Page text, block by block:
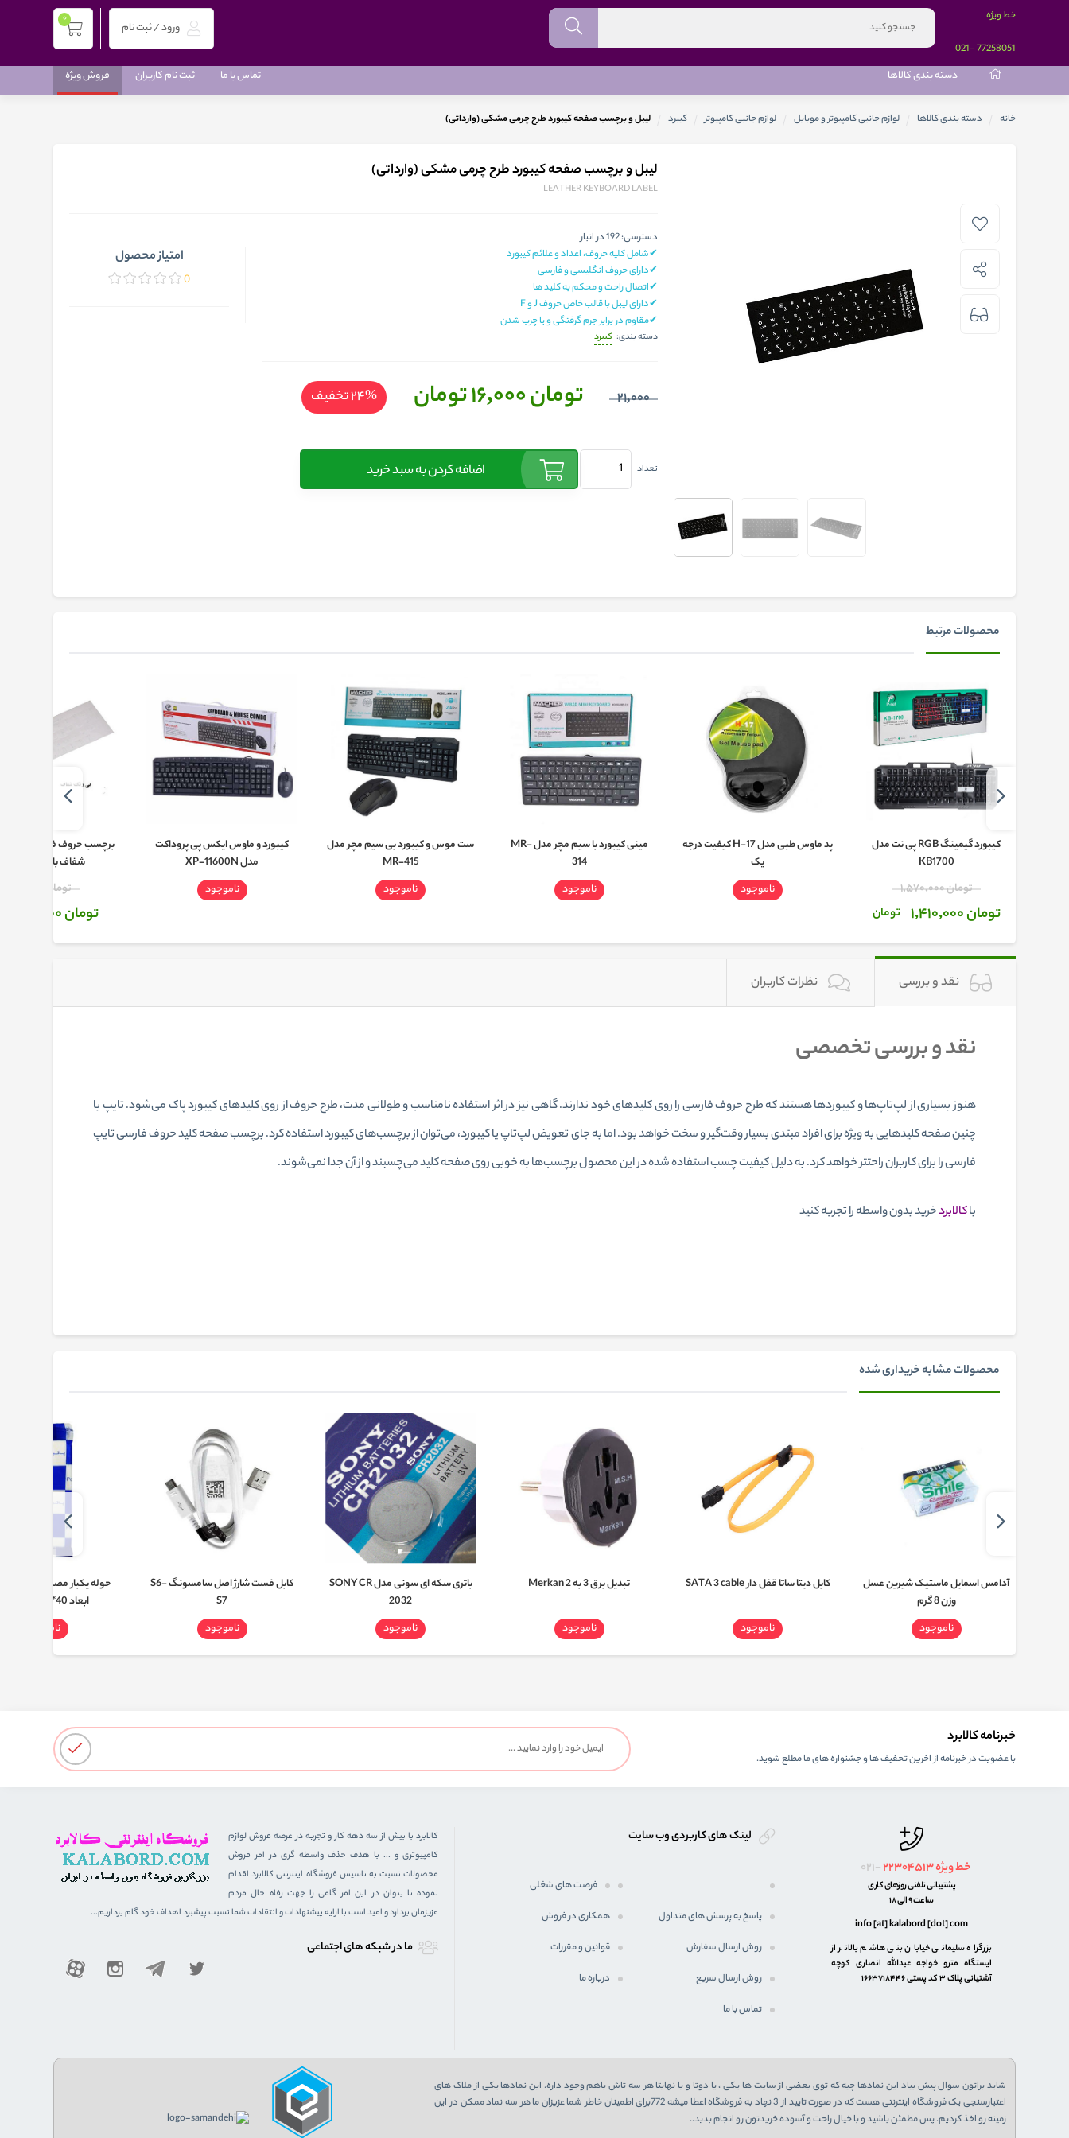
خط ویژه
77258051
-021
ورود / ثبت نام
0
دسته بندی کالاها تماس با ما ثبت نام کاربران فروش ویژه
خانه دسته بندی کالاها لوازم جانبی کامپیوتر و موبایل لوازم جانبی کامپیوتر کیبرد لیبل و برچسب صفحه کیبورد طرح چرمی مشکی (وارداتی)
لیبل و برچسب صفحه کیبورد طرح چرمی مشکی (وارداتی)
LEATHER KEYBOARD LABEL
دسترسی:192 در انبار
✔شامل کلیه حروف، اعداد و علائم کیبورد
✔دارای حروف انگلیسی و فارسی
✔اتصال راحت و محکم به کلید ها
✔دارای لیبل با قالب خاص حروف J و F
✔مقاوم در برابر جرم گرفتگی و یا چرب شدن
دسته بندی: کیبرد
21,000 تومان 16,000 تومان %24 تخفیف
تعداد اضافه کردن به سبد خرید
امتیاز محصول
0
محصولات مرتبط
کیبورد گیمینگ RGB پی نت مدل
KB1700
تومان 1,570,000
تومان 1,410,000 تومان
پد ماوس طبی مدل H-17 کیفیت درجه
یک
ناموجود
مینی کیبورد با سیم مچر مدل MR-
314
ناموجود
ست موس و کیبورد بی سیم مچر مدل
MR-415
ناموجود
کیبورد و ماوس ایکس پی پروداکت
مدل XP-11600N
ناموجود
برچسب حروف فارسی و علائم
شفاف با حروف سفید
تومان 19,000
تومان 16,000
نقد و بررسی نظرات کاربران
نقد و بررسی تخصصی
هنوز بسیاری از لپ‌تاپ‌‎ها و کیبوردهاهستند که طرح حروف فارسی را روی کلیدهای خود ندارند‏.‏ گاهی نیز در اثر استفاده نامناسب و طولانی مدت، طرح حروف از روی کلیدهای کیبورد پاک می‌شود‏.‏ تایپ با
چنین صفحه کلیدهایی به ویژه برای افراد مبتدی بسیار وقت‌گیر و سخت خواهد بود‏.‏ اما به جای تعویض لپ‌تاپ یا کیبورد، می‌توان از برچسب‌های کیبورد استفاده کرد‏.‏ برچسب صفحه کلید حروف فارسی تایپ
فارسی را برای کاربران راحتتر خواهد کرد‏.‏ به دلیل کیفیت چسب استفاده شده در این محصول برچسب‌ها به خوبی روی صفحه کلید می‌چسبند و از آن جدا نمی‌شوند‏.‏
باکالابردخرید بدون واسطه را تجربه کنید
محصولات مشابه خریداری شده
آدامس اسمایل ماستیک شیرین عسل
وزن 8 گرم
ناموجود
کابل دیتا ساتا قفل دار SATA 3 cable
ناموجود
تبدیل برق 3 به 2 Merkan
ناموجود
باتری سکه ای سونی مدل SONY CR
2032
ناموجود
کابل فست شارژ اصل سامسونگ S6-
S7
ناموجود
ابعاد 40*80 سانتی متر
ناموجود
خبرنامه کالابرد
با عضویت در خبرنامه از اخرین تحفیف ها و جشنواره های ما مطلع شوید.
021- خط ویژه22304513
پشتیبانی تلفنی روزهای کاری
ساعت 9 الی 18
info [at] kalabord [dot] com
بزرگراه سلیمانی خیابان بنی هاشم بالاتر از
ایستگاه مترو خواجه عبدالله انصاری کوچه
آشتیانی پلاک ۳ کد پستی ۱۶۶۳۷۱۸۴۴۶
لینک های کاربردی وب سایت
فرصت های شغلی
پاسخ به پرسش های متداول
همکاری در فروش
روش ارسال سفارش
قوانین و مقررات
روش ارسال سریع
درباره ما
تماس با ما
کالابرد با بیش از سه دهه کار و تجربه در عرصه فروش لوازم
کامپیوتری و ... با هدف حذف واسطه گری در امر فروش
محصولات نسبت به تاسیس فروشگاه اینترنتی کالابرد اقدام
نموده تا بتوان در این امر گامی را جهت رفاه حال مردم
عزیزمان بردارد و امید است با ارایه پیشنهادات و انتقادات شما نسبت پیشبرد اهداف خود گام برداریم...
ما در شبكه های اجتماعی
شاید براتون سوال پیش بیاد این نمادها چیه که توی بعضی از سایت ها یکی ، یا دوتا و یا نهایتا هر سه تاش باهم وجود داره. این نمادها یکی از ملاک های
اعتبارسنجی یک فروشگاه اینترنتی هست که در صورت تایید از 3 نهاد به فروشگاه اعطا میشه 772برای اطمینان خاطر شما عزیزان ما هر سه نماد ممکن در این
زمینه رو اخذ کردیم. پس مطمئن باشید و با خیال راحت و آسوده خریدتون رو انجام بدید..